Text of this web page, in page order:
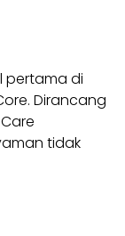
pertama di
Dirancang
tidak